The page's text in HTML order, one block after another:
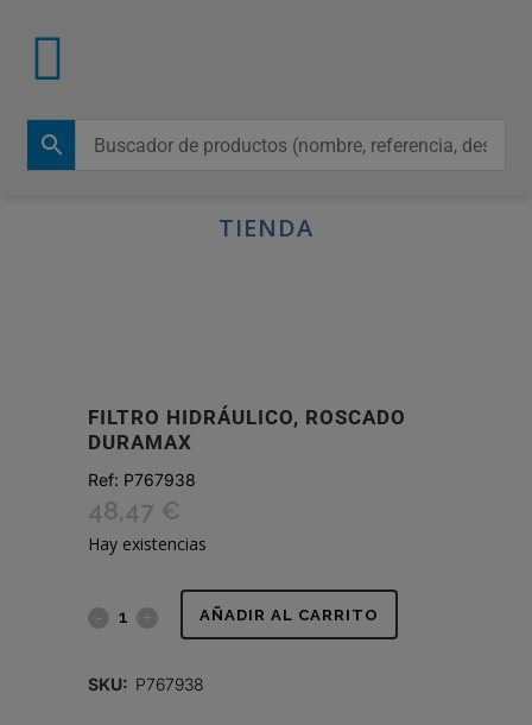
TIENDA
FILTRO HIDRÁULICO, ROSCADO
DURAMAX
Ref: P767938
48,47 €
Hay existencias
FILTRO AÑADIR AL CARRITO
SKU: P767938